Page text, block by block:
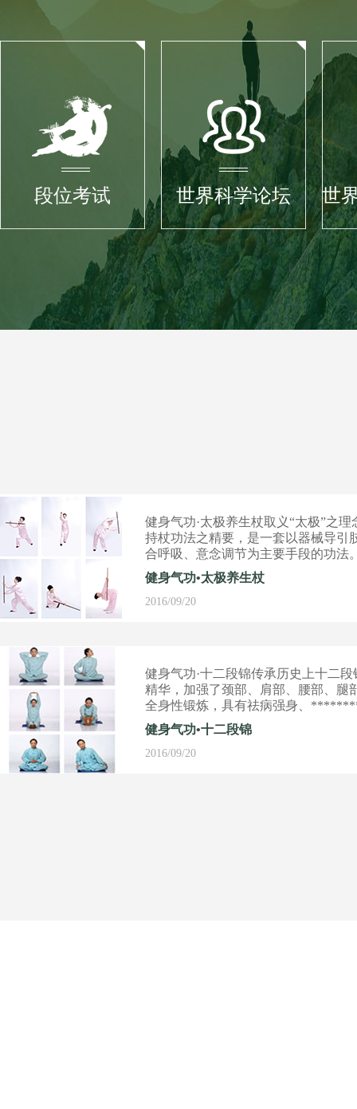
段位考试 世界科学论坛
健身气功·太极养生杖取义“太极”之理
持杖功法之精要，是一套以器械导引
合呼吸、意念调节为主要手段的功法
健身气功•太极养生杖
2016/09/20
健身气功·十二段锦传承历史上十二
精华，加强了颈部、肩部、腰部、腿
全身性锻炼，具有祛病强身、
效。
健身气功•十二段锦
2016/09/20